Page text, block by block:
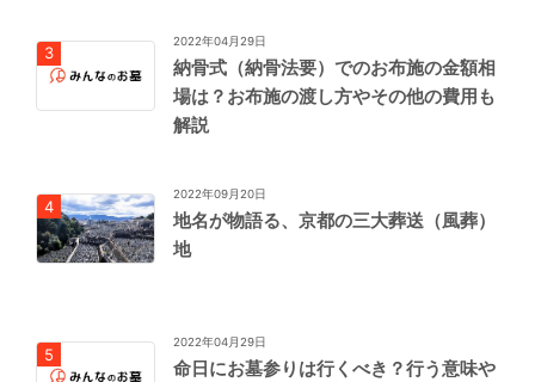
2022年04月29日
納骨式（納骨法要）でのお布施の金額相
場は？お布施の渡し方やその他の費用も
解説
2022年09月20日
地名が物語る、京都の三大葬送（風葬）
地
2022年04月29日
命日にお墓参りは行くべき？行う意味や